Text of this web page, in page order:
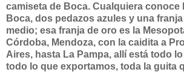
camiseta de Boca. Cualquiera conoce
Boca, dos pedazos azules y una franja
medio; esa franja de oro es la
Córdoba, Mendoza, con la caidita a
Aires, hasta La Pampa, allí está todo
todo lo que exportamos, toda la guita